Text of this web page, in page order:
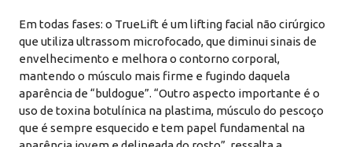
Em todas fases: o TrueLift é um lifting facial não cirúrgico
que utiliza ultrassom microfocado, que diminui sinais de
envelhecimento e melhora o contorno corporal,
mantendo o músculo mais firme e fugindo daquela
aparência de “buldogue”. “Outro aspecto importante é o
uso de toxina botulínica na plastima, músculo do pescoço
que é sempre esquecido e tem papel fundamental na